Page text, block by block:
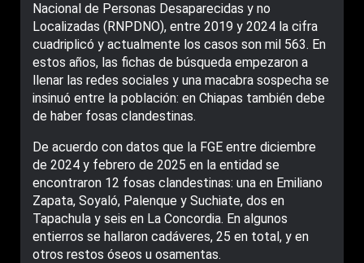
Nacional de Personas Desaparecidas y no
Localizadas (RNPDNO), entre 2019 y 2024 la cifra
cuadriplicó y actualmente los casos son mil 563. En
estos años, las fichas de búsqueda empezaron a
llenar las redes sociales y una macabra sospecha se
insinuó entre la población: en Chiapas también debe
de haber fosas clandestinas.
De acuerdo con datos que la FGE entre diciembre
de 2024 y febrero de 2025 en la entidad se
encontraron 12 fosas clandestinas: una en Emiliano
Zapata, Soyaló, Palenque y Suchiate, dos en
Tapachula y seis en La Concordia. En algunos
entierros se hallaron cadáveres, 25 en total, y en
otros restos óseos u osamentas.